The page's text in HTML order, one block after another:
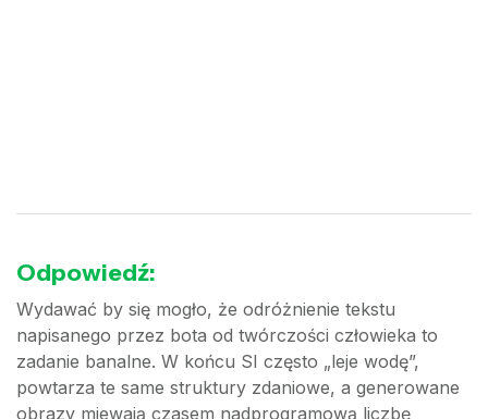
Odpowiedź:
Wydawać by się mogło, że odróżnienie tekstu
napisanego przez bota od twórczości człowieka to
zadanie banalne. W końcu SI często „leje wodę”,
powtarza te same struktury zdaniowe, a generowane
obrazy miewają czasem nadprogramową liczbę